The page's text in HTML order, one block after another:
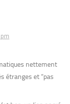
nettement
étranges et “pas